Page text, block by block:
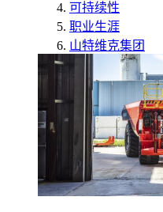
可持续性
职业生涯
山特维克集团